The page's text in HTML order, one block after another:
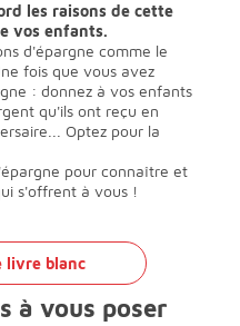
les raisons de cette
vos enfants.
d'épargne comme le
fois que vous avez
: donnez à vos enfants
qu'ils ont reçu en
Optez pour la
pour connaître et
s'offrent à vous !
livre blanc
à vous poser